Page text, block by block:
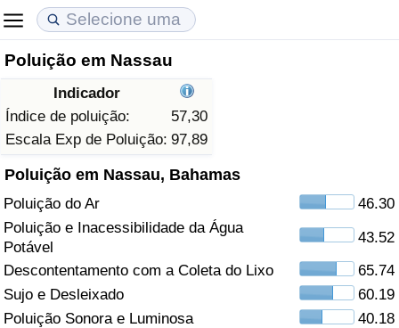
Poluição em Nassau
Indicador
Índice de poluição:
57,30
Escala Exp de Poluição: 97,89
Poluição em Nassau, Bahamas
Poluição do Ar
46.30
Poluição e Inacessibilidade da Água
Potável
43.52
Descontentamento com a Coleta do Lixo
65.74
Sujo e Desleixado
60.19
Poluição Sonora e Luminosa
40.18
Custo de Vida
Indicador de Custo de Vida (Atual)
Indicador de Custo de Vida
Indicador de Custo de Vida Por País
em Aqaba
Preços de Imóveis
Indicador de Preços de Imóveis (Atual)
Indicador de Preços de Imóveis
Indicador de Preços de Imóveis por País
Qualidade de Vida
Indicador de Qualidade de Vida
Indicador de Qualidade de Vida (Atual)
Índice de qualidade de vida por país
Crime
Taxa do Indicador de Crime (Atual)